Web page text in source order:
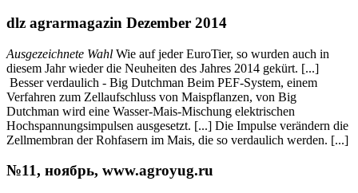
dlz agrarmagazin Dezember 2014
Ausgezeichnete Wahl Wie auf jeder EuroTier, so wurden auch in
diesem Jahr wieder die Neuheiten des Jahres 2014 gekürt. [...]
Besser verdaulich - Big Dutchman Beim PEF-System, einem
Verfahren zum Zellaufschluss von Maispflanzen, von Big
Dutchman wird eine Wasser-Mais-Mischung elektrischen
Hochspannungsimpulsen ausgesetzt. [...] Die Impulse verändern die
Zellmembran der Rohfasern im Mais, die so verdaulich werden. [...]
№11, ноябрь, www.agroyug.ru